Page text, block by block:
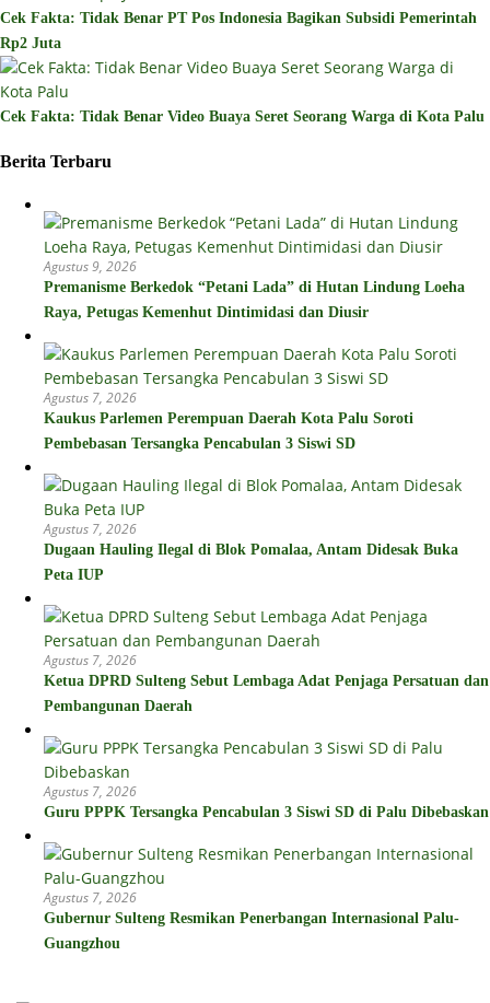
Cek Fakta: Tidak Benar PT Pos Indonesia Bagikan Subsidi Pemerintah
Rp2 Juta
Cek Fakta: Tidak Benar Video Buaya Seret Seorang Warga di Kota Palu
Berita Terbaru
Agustus 9, 2026
Premanisme Berkedok “Petani Lada” di Hutan Lindung Loeha
Raya, Petugas Kemenhut Dintimidasi dan Diusir
Agustus 7, 2026
Kaukus Parlemen Perempuan Daerah Kota Palu Soroti
Pembebasan Tersangka Pencabulan 3 Siswi SD
Agustus 7, 2026
Dugaan Hauling Ilegal di Blok Pomalaa, Antam Didesak Buka
Peta IUP
Agustus 7, 2026
Ketua DPRD Sulteng Sebut Lembaga Adat Penjaga Persatuan dan
Pembangunan Daerah
Agustus 7, 2026
Guru PPPK Tersangka Pencabulan 3 Siswi SD di Palu Dibebaskan
Agustus 7, 2026
Gubernur Sulteng Resmikan Penerbangan Internasional Palu-
Guangzhou